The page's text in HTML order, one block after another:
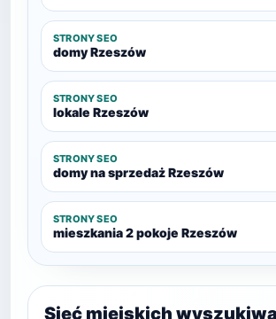
STRONY SEO
domy Rzeszów
STRONY SEO
lokale Rzeszów
STRONY SEO
domy na sprzedaż Rzeszów
STRONY SEO
mieszkania 2 pokoje Rzeszów
Sieć miejskich